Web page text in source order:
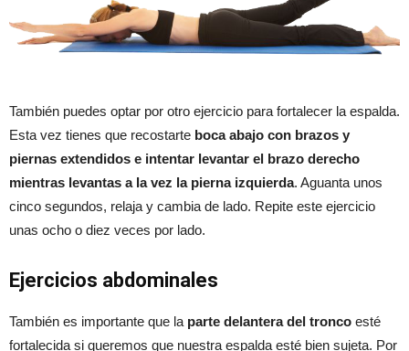
También puedes optar por otro ejercicio para fortalecer la espalda.
Esta vez tienes que recostarte boca abajo con brazos y
piernas extendidos e intentar levantar el brazo derecho
mientras levantas a la vez la pierna izquierda. Aguanta unos
cinco segundos, relaja y cambia de lado. Repite este ejercicio
unas ocho o diez veces por lado.
Ejercicios abdominales
También es importante que la parte delantera del tronco esté
fortalecida si queremos que nuestra espalda esté bien sujeta. Por